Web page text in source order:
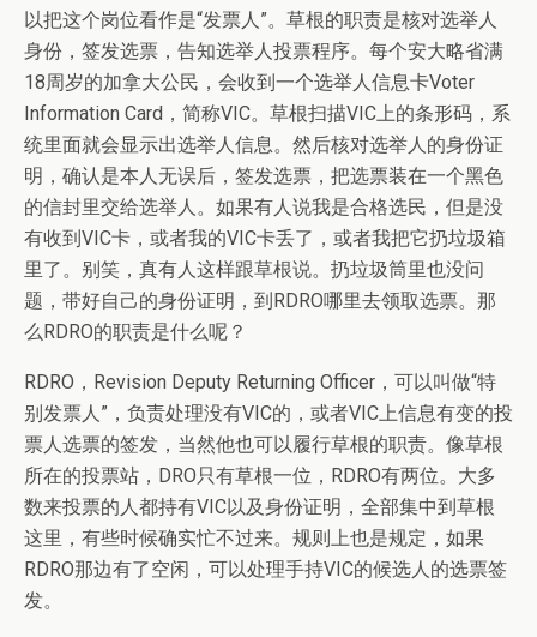
以把这个岗位看作是“发票人”。草根的职责是核对选举人
身份，签发选票，告知选举人投票程序。每个安大略省满
18周岁的加拿大公民，会收到一个选举人信息卡Voter
Information Card，简称VIC。草根扫描VIC上的条形码，系
统里面就会显示出选举人信息。然后核对选举人的身份证
明，确认是本人无误后，签发选票，把选票装在一个黑色
的信封里交给选举人。如果有人说我是合格选民，但是没
有收到VIC卡，或者我的VIC卡丢了，或者我把它扔垃圾箱
里了。别笑，真有人这样跟草根说。扔垃圾筒里也没问
题，带好自己的身份证明，到RDRO哪里去领取选票。那
么RDRO的职责是什么呢？
RDRO，Revision Deputy Returning Officer，可以叫做“特
别发票人”，负责处理没有VIC的，或者VIC上信息有变的投
票人选票的签发，当然他也可以履行草根的职责。像草根
所在的投票站，DRO只有草根一位，RDRO有两位。大多
数来投票的人都持有VIC以及身份证明，全部集中到草根
这里，有些时候确实忙不过来。规则上也是规定，如果
RDRO那边有了空闲，可以处理手持VIC的候选人的选票签
发。